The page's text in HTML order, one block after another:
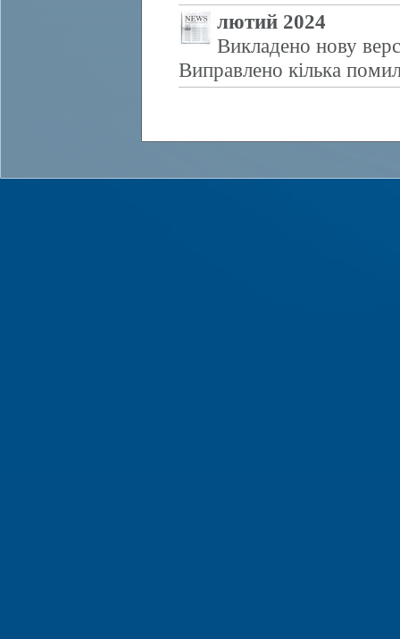
лютий 2024
Викладено нову
Виправлено кілька